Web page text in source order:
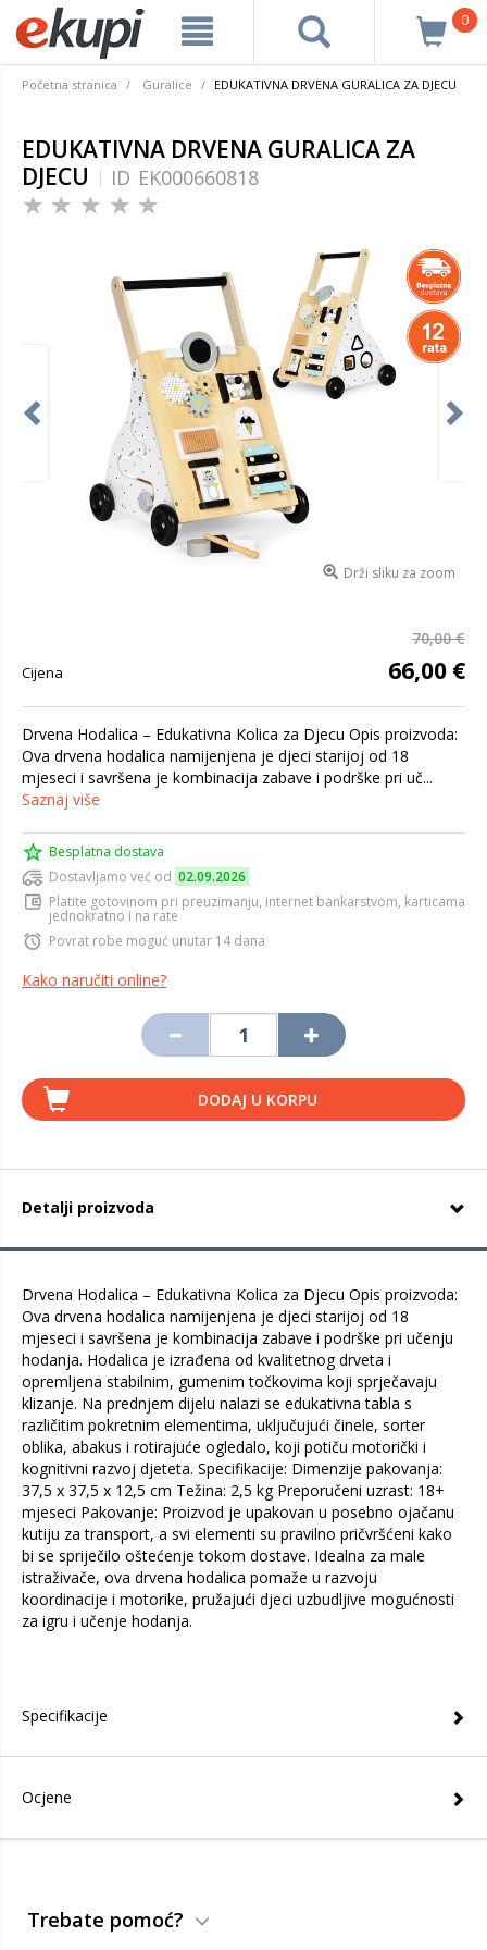
0
Početna stranica Guralice EDUKATIVNA DRVENA GURALICA ZA DJECU
EDUKATIVNA DRVENA GURALICA ZA
DJECU
ID EK000660818
Drži sliku za zoom
70,00 €
Cijena 66,00 €
Drvena Hodalica – Edukativna Kolica za Djecu Opis proizvoda:
Ova drvena hodalica namijenjena je djeci starijoj od 18
mjeseci i savršena je kombinacija zabave i podrške pri uč...
Saznaj više
Besplatna dostava
Dostavljamo već od 02.09.2026
Platite gotovinom pri preuzimanju, internet bankarstvom, karticama
jednokratno i na rate
Povrat robe moguć unutar 14 dana
Kako naručiti online?
DODAJ U KORPU
Detalji proizvoda
Drvena Hodalica – Edukativna Kolica za Djecu Opis proizvoda:
Ova drvena hodalica namijenjena je djeci starijoj od 18
mjeseci i savršena je kombinacija zabave i podrške pri učenju
hodanja. Hodalica je izrađena od kvalitetnog drveta i
opremljena stabilnim, gumenim točkovima koji sprječavaju
klizanje. Na prednjem dijelu nalazi se edukativna tabla s
različitim pokretnim elementima, uključujući činele, sorter
oblika, abakus i rotirajuće ogledalo, koji potiču motorički i
kognitivni razvoj djeteta. Specifikacije: Dimenzije pakovanja:
37,5 x 37,5 x 12,5 cm Težina: 2,5 kg Preporučeni uzrast: 18+
mjeseci Pakovanje: Proizvod je upakovan u posebno ojačanu
kutiju za transport, a svi elementi su pravilno pričvršćeni kako
bi se spriječilo oštećenje tokom dostave. Idealna za male
istraživače, ova drvena hodalica pomaže u razvoju
koordinacije i motorike, pružajući djeci uzbudljive mogućnosti
za igru i učenje hodanja.
Specifikacije
Ocjene
Trebate pomoć?